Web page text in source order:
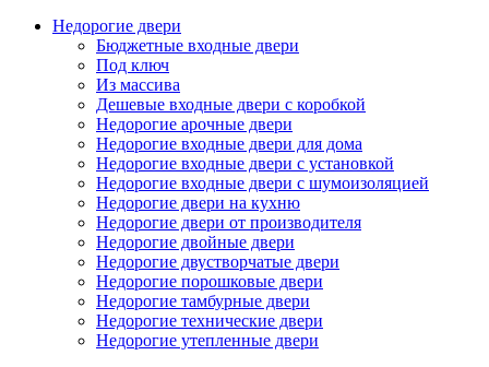
Недорогие двери
Бюджетные входные двери
Под ключ
Из массива
Дешевые входные двери с коробкой
Недорогие арочные двери
Недорогие входные двери для дома
Недорогие входные двери с установкой
Недорогие входные двери с шумоизоляцией
Недорогие двери на кухню
Недорогие двери от производителя
Недорогие двойные двери
Недорогие двустворчатые двери
Недорогие порошковые двери
Недорогие тамбурные двери
Недорогие технические двери
Недорогие утепленные двери